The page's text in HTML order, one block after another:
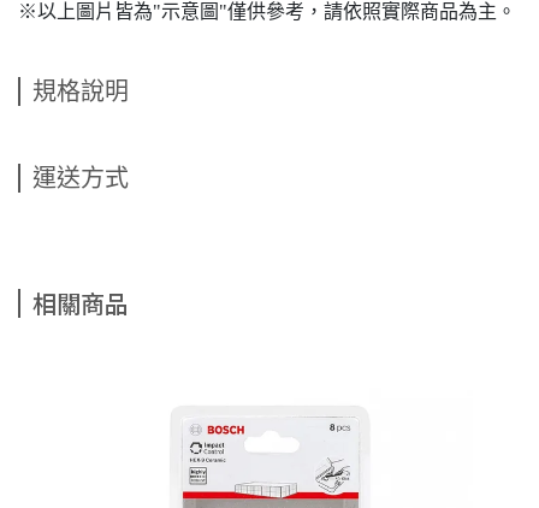
※以上圖片皆為"示意圖"僅供參考，請依照實際商品為主。
規格說明
運送方式
相關商品